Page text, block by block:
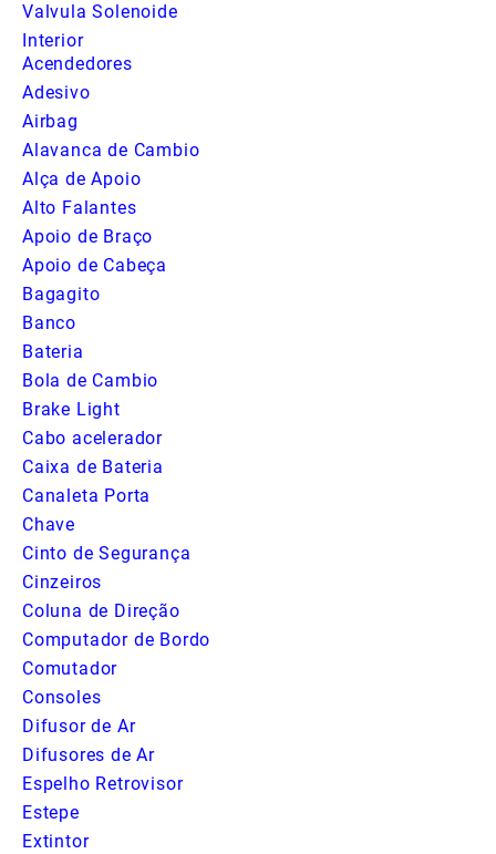
Valvula Solenoide
Interior
Acendedores
Adesivo
Airbag
Alavanca de Cambio
Alça de Apoio
Alto Falantes
Apoio de Braço
Apoio de Cabeça
Bagagito
Banco
Bateria
Bola de Cambio
Brake Light
Cabo acelerador
Caixa de Bateria
Canaleta Porta
Chave
Cinto de Segurança
Cinzeiros
Coluna de Direção
Computador de Bordo
Comutador
Consoles
Difusor de Ar
Difusores de Ar
Espelho Retrovisor
Estepe
Extintor